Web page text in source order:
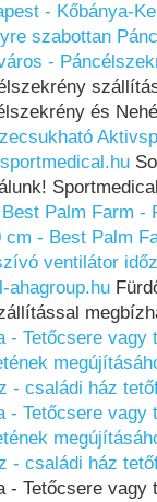
- Kőbánya-
szabottan
-
és
Palm Farm -
cm - Best Palm
ventilátor
ahagroup.hu
- Tetőcsere
- családi ház
- Tetőcsere
- családi ház
- Tetőcsere